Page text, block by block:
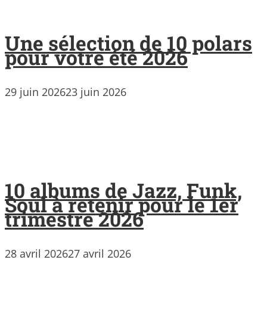
Une sélection de 10 polars
pour votre été 2026
29 juin 202623 juin 2026
10 albums de Jazz, Funk,
Soul à retenir pour le 1er
trimestre 2026
28 avril 202627 avril 2026